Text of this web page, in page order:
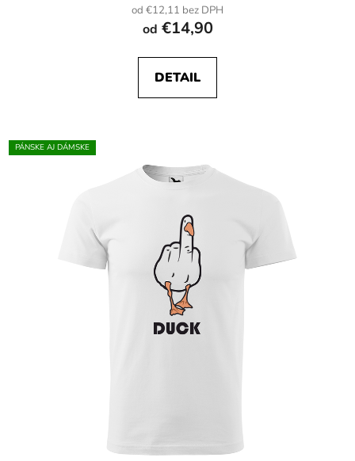
od €12,11 bez DPH
od €14,90
DETAIL
PÁNSKE AJ DÁMSKE